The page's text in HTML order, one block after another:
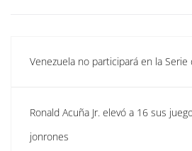
Venezuela no participará en la
Ronald Acuña Jr. elevó a 16 sus
jonrones